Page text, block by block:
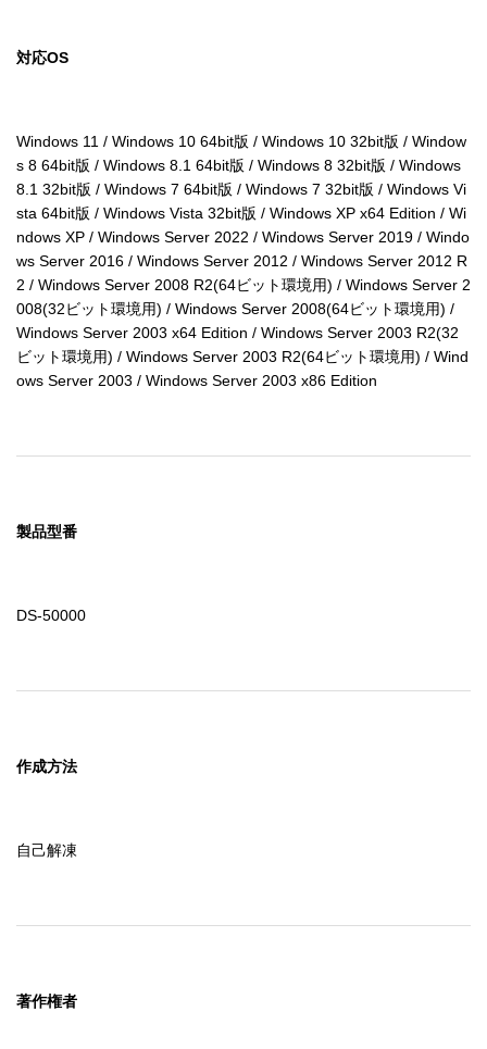
対応OS
Windows 11 / Windows 10 64bit版 / Windows 10 32bit版 / Window
s 8 64bit版 / Windows 8.1 64bit版 / Windows 8 32bit版 / Windows
8.1 32bit版 / Windows 7 64bit版 / Windows 7 32bit版 / Windows Vi
sta 64bit版 / Windows Vista 32bit版 / Windows XP x64 Edition / Wi
ndows XP / Windows Server 2022 / Windows Server 2019 / Windo
ws Server 2016 / Windows Server 2012 / Windows Server 2012 R
2 / Windows Server 2008 R2(64ビット環境用) / Windows Server 2
008(32ビット環境用) / Windows Server 2008(64ビット環境用) /
Windows Server 2003 x64 Edition / Windows Server 2003 R2(32
ビット環境用) / Windows Server 2003 R2(64ビット環境用) / Wind
ows Server 2003 / Windows Server 2003 x86 Edition
製品型番
DS-50000
作成方法
自己解凍
著作権者